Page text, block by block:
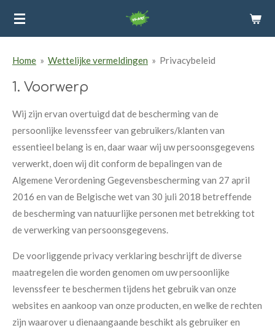
Ga
de
hoofdinhoud
Home » Wettelijke vermeldingen » Privacybeleid
1. Voorwerp
Wij zijn ervan overtuigd dat de bescherming van de
persoonlijke levenssfeer van gebruikers/klanten van
essentieel belang is en, daar waar wij uw persoonsgegevens
verwerkt, doen wij dit conform de bepalingen van de
Algemene Verordening Gegevensbescherming van 27 april
2016 en van de Belgische wet van 30 juli 2018 betreffende
de bescherming van natuurlijke personen met betrekking tot
de verwerking van persoonsgegevens.
De voorliggende privacy verklaring beschrijft de diverse
maatregelen die worden genomen om uw persoonlijke
levenssfeer te beschermen tijdens het gebruik van onze
websites en aankoop van onze producten, en welke de rechten
zijn waarover u dienaangaande beschikt als gebruiker en